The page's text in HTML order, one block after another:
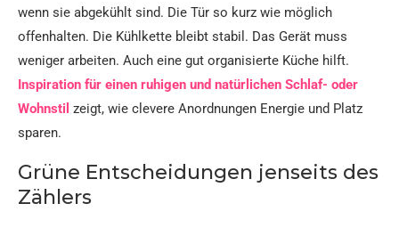
wenn sie abgekühlt sind. Die Tür so kurz wie möglich
offenhalten. Die Kühlkette bleibt stabil. Das Gerät muss
weniger arbeiten. Auch eine gut organisierte Küche hilft.
Inspiration für einen ruhigen und natürlichen Schlaf- oder
Wohnstil zeigt, wie clevere Anordnungen Energie und Platz
sparen.​
Grüne Entscheidungen jenseits des
Zählers